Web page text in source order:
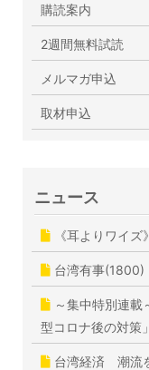
購読案内
2週間無料試読
メルマガ申込
取材申込
ニュース
《耳よりワイ
台湾有事(1800)
～集中特別連載
型コロナ後の対策
台湾経済 潮流